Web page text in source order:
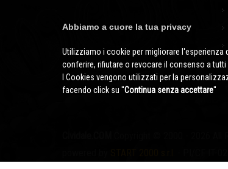
Abbiamo a cuore la tua privacy
Utilizziamo i cookie per migliorare
conferire, rifiutare o revocare il consenso a
I Cookies vengono utilizzati per la
facendo click su ''Continua senza accettare''